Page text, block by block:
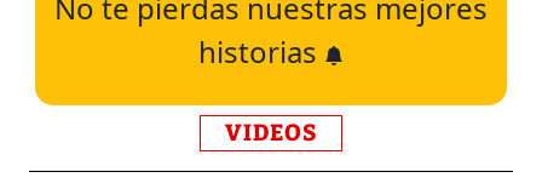
No te pierdas nuestras mejores
historias
VIDEOS